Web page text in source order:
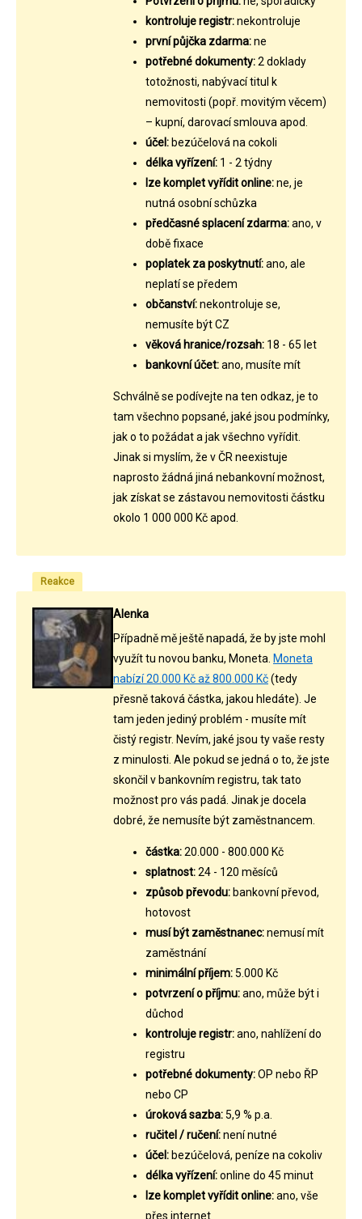
kontroluje registr:nekontroluje
první půjčka zdarma:ne
potřebné dokumenty:2 doklady
totožnosti, nabývací titul k
nemovitosti (popř. movitým věcem)
– kupní, darovací smlouva apod.
účel: bezúčelová na cokoli
délka vyřízení: 1 - 2 týdny
lze komplet vyřídit online:ne, je
nutná osobní schůzka
předčasné splacení zdarma:ano, v
době fixace
poplatek za poskytnutí:ano, ale
neplatí se předem
občanství:nekontroluje se,
nemusíte být CZ
věková hranice/rozsah: 18 - 65 let
bankovní účet:ano, musíte mít
Schválně se podívejte na ten odkaz, je to
tam všechno popsané, jaké jsou podmínky,
jak o to požádat a jak všechno vyřídit.
Jinak si myslím, že v ČR neexistuje
naprosto žádná jiná nebankovní možnost,
jak získat se zástavou nemovitosti částku
okolo 1 000 000 Kč apod.
Reakce
Alenka
Případně mě ještě napadá, že by jste mohl
využít tu novou banku, Moneta. Moneta
nabízí 20.000 Kč až 800.000 Kč(tedy
přesně taková částka, jakou hledáte). Je
tam jeden jediný problém - musíte mít
čistý registr. Nevím, jaké jsou ty vaše resty
z minulosti. Ale pokud se jedná o to, že jste
skončil v bankovním registru, tak tato
možnost pro vás padá. Jinak je docela
dobré, že nemusíte být zaměstnancem.
částka:20.000 - 800.000 Kč
splatnost:24 - 120 měsíců
způsob převodu: bankovní převod,
hotovost
musí být zaměstnanec:nemusí mít
zaměstnání
minimální příjem:5.000 Kč
potvrzení o příjmu:ano, může být i
důchod
kontroluje registr:ano, nahlížení do
registru
potřebné dokumenty:OP nebo ŘP
nebo CP
úroková sazba:5,9 % p.a.
ručitel / ručení:není nutné
účel: bezúčelová, peníze na cokoliv
délka vyřízení:online do 45 minut
lze komplet vyřídit online:ano, vše
přes internet